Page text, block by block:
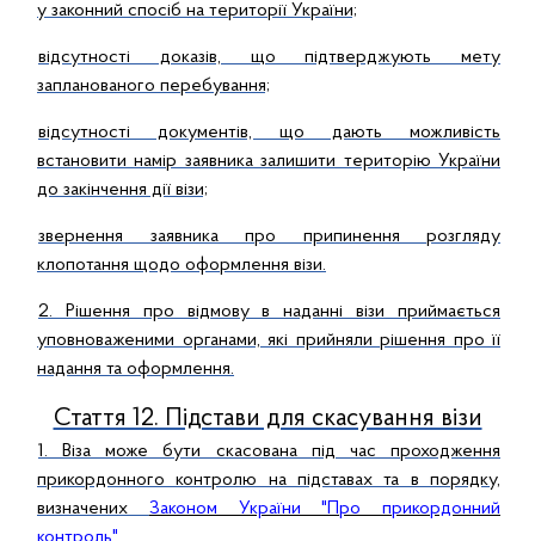
у законний спосіб на території України;
відсутності доказів, що підтверджують мету
запланованого перебування;
відсутності документів, що дають можливість
встановити намір заявника залишити територію України
до закінчення дії візи;
звернення заявника про припинення розгляду
клопотання щодо оформлення візи.
2. Рішення про відмову в наданні візи приймається
уповноваженими органами, які прийняли рішення про її
надання та оформлення.
Стаття 12. Підстави для скасування візи
1. Віза може бути скасована під час проходження
прикордонного контролю на підставах та в порядку,
визначених
Законом України "Про прикордонний